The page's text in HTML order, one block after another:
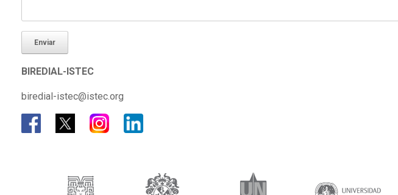
BIREDIAL-ISTEC
biredial-istec@istec.org